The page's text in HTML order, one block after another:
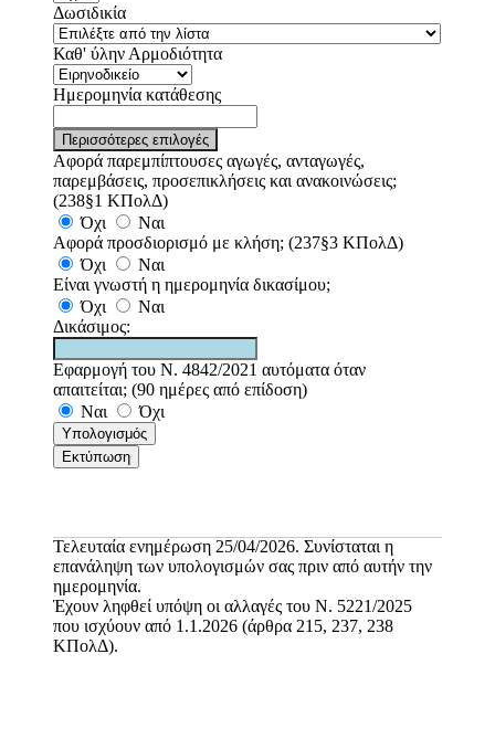
Δωσιδικία
Καθ' ύλην Αρμοδιότητα
Ημερομηνία κατάθεσης
Περισσότερες επιλογές
Αφορά παρεμπίπτουσες αγωγές, ανταγωγές,
παρεμβάσεις, προσεπικλήσεις και ανακοινώσεις;
(238§1 ΚΠολΔ)
Όχι
Ναι
Αφορά προσδιορισμό με κλήση; (237§3 ΚΠολΔ)
Όχι
Ναι
Είναι γνωστή η ημερομηνία δικασίμου;
Όχι
Ναι
Δικάσιμος:
Εφαρμογή του Ν. 4842/2021 αυτόματα όταν
απαιτείται; (90 ημέρες από επίδοση)
Ναι
Όχι
Υπολογισμός
Εκτύπωση
Τελευταία ενημέρωση 25/04/2026. Συνίσταται η
επανάληψη των υπολογισμών σας πριν από αυτήν την
ημερομηνία.
Έχουν ληφθεί υπόψη οι αλλαγές του Ν. 5221/2025
που ισχύουν από 1.1.2026 (άρθρα 215, 237, 238
ΚΠολΔ).